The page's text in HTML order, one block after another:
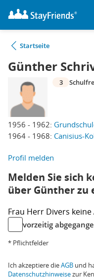
Startseite
Günther
1956 - 1962:
1964 - 1968: Canisius-
3
Profil melden
Melden Sie sich
über Günther zu
Frau Herr Divers keine
vorzeitig
* Pflichtfelder
Ich akzeptiere dieAGB und
Datenschutzhinweisezur